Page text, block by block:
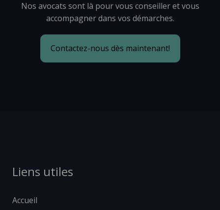
Nos avocats sont là pour vous conseiller et vous
accompagner dans vos démarches.
Contactez-nous dès maintenant!
Liens utiles
Accueil